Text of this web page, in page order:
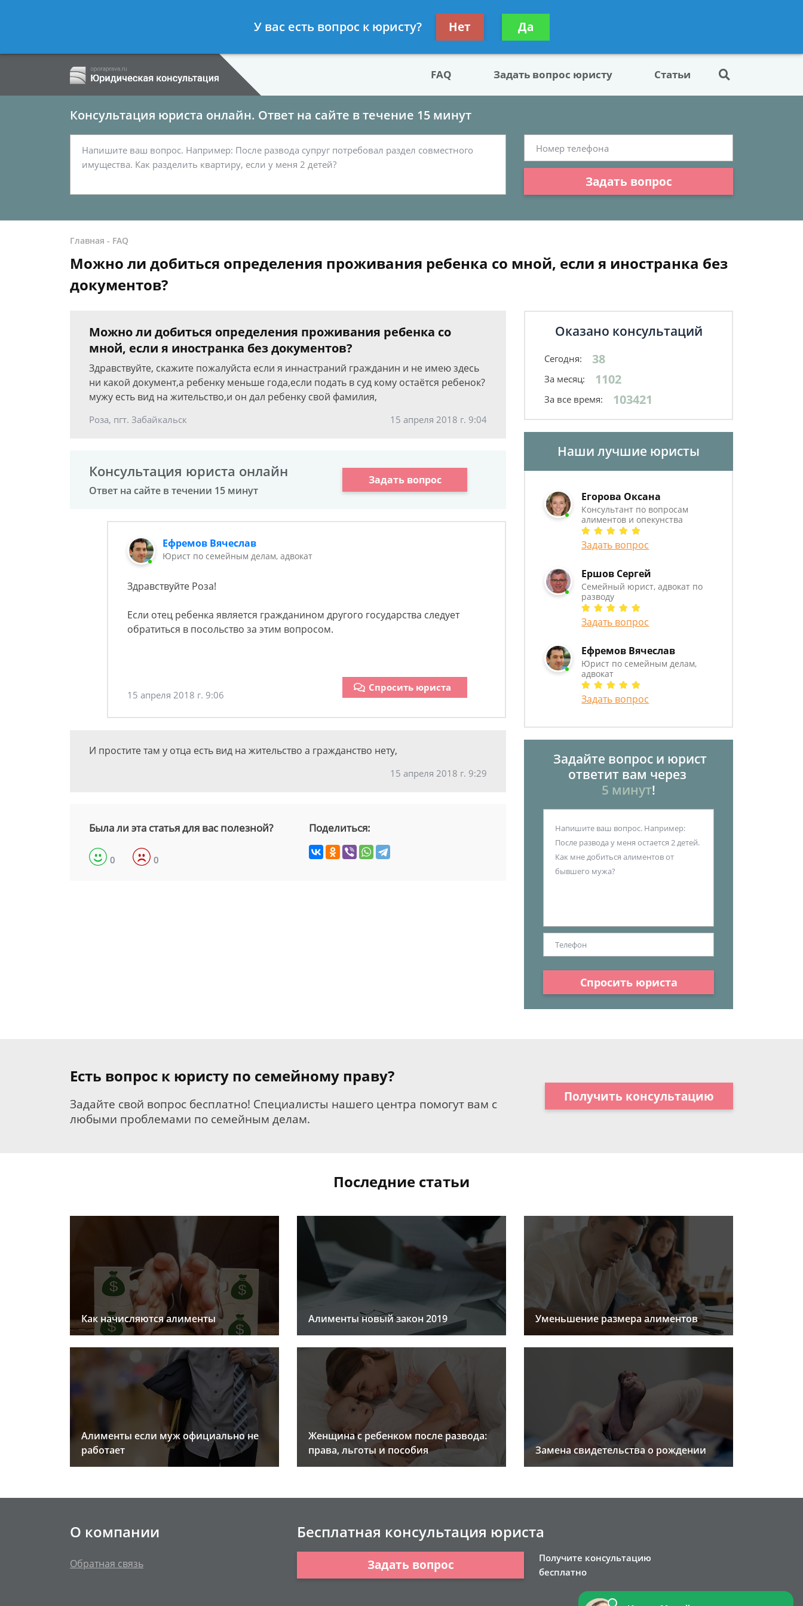
- Семейный юрист, адвокат по разводу
Получите консультацию
бесплатно
FAQ Задать вопрос юристу Статьи
Консультация юриста онлайн. Ответ на сайте в течение 15 минут
Задать вопрос
Главная - FAQ
Можно ли добиться определения проживания ребенка со мной, если я иностранка без
документов?
Можно ли добиться определения проживания ребенка со
мной, если я иностранка без документов?
Здравствуйте, скажите пожалуйста если я иннастраний гражданин и не имею здесь
ни какой документ,а ребенку меньше года,если подать в суд кому остаётся ребенок?
мужу есть вид на жительство,и он дал ребенку свой фамилия,
Роза, пгт. Забайкальск 15 апреля 2018 г. 9:04
Консультация юриста онлайн
Ответ на сайте в течении 15 минут
Задать вопрос
Ефремов Вячеслав
Юрист по семейным делам, адвокат
Здравствуйте Роза!
Если отец ребенка является гражданином другого государства следует
обратиться в посольство за этим вопросом.
15 апреля 2018 г. 9:06
Спросить юриста
И простите там у отца есть вид на жительство а гражданство нету,
15 апреля 2018 г. 9:29
Была ли эта статья для вас полезной?
0 0
Поделиться:
Оказано консультаций
Сегодня: 38
За месяц: 1102
За все время: 103421
Наши лучшие юристы
Егорова Оксана
Консультант по вопросам
алиментов и опекунства
Задать вопрос
Ершов Сергей
Семейный юрист, адвокат по
разводу
Задать вопрос
Ефремов Вячеслав
Юрист по семейным делам,
адвокат
Задать вопрос
Задайте вопрос и юрист
ответит вам через
5 минут!
Спросить юриста
Есть вопрос к юристу по семейному праву?
Задайте свой вопрос бесплатно! Специалисты нашего центра помогут вам с
любыми проблемами по семейным делам.
Получить консультацию
Последние статьи
Как начисляются алименты Алименты новый закон 2019 Уменьшение размера алиментов
Алименты если муж официально не
работает
Женщина с ребенком после развода:
права, льготы и пособия
Замена свидетельства о рождении
О компании
Обратная связь
Бесплатная консультация юриста
Задать вопрос
Получите консультацию
бесплатно
У вас есть вопрос к юристу? Нет Да